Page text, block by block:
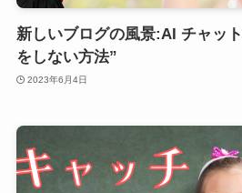
新しいブログの風景:AI チャッ
をしない方法”
2023年6月4日